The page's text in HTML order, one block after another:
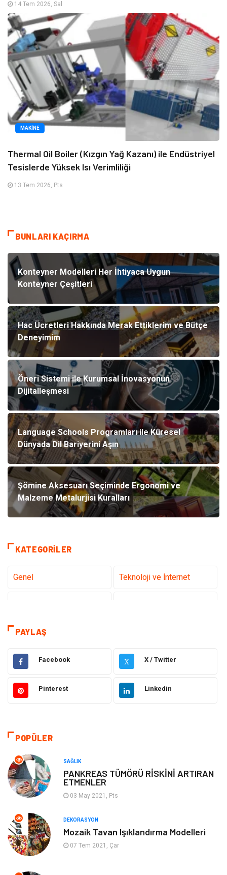
14 Tem 2026, Sal
MAKINE
Thermal Oil Boiler (Kızgın Yağ Kazanı) ile Endüstriyel
Tesislerde Yüksek Isı Verimliliği
13 Tem 2026, Pts
BUNLARI KAÇIRMA
Konteyner Modelleri Her İhtiyaca Uygun
Konteyner Çeşitleri
Hac Ücretleri Hakkında Merak Ettiklerim ve Bütçe
Deneyimim
Öneri Sistemi ile Kurumsal İnovasyonun
Dijitalleşmesi
Language Schools Programları ile Küresel
Dünyada Dil Bariyerini Aşın
Şömine Aksesuarı Seçiminde Ergonomi ve
Malzeme Metalurjisi Kuralları
KATEGORILER
Genel Teknoloji ve İnternet
Dekorasyon
Hukuk Elektrik & Elektronik
Giyim Makine
Otomotiv
Keyif ve Hobi
Moda
Anne Çocuk
Aksesuar Genel Kültür
PAYLAŞ
Facebook X X / Twitter
Pinterest Linkedin
POPÜLER
SAĞLIK
PANKREAS TÜMÖRÜ RİSKİNİ ARTIRAN
ETMENLER
03 May 2021, Pts
DEKORASYON
Mozaik Tavan Işıklandırma Modelleri
07 Tem 2021, Çar